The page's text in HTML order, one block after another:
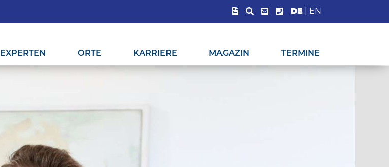
DE| EN
EXPERTEN ORTE KARRIERE MAGAZIN TERMINE